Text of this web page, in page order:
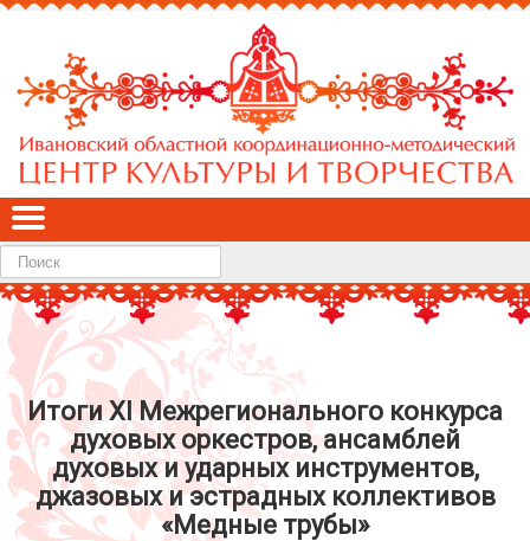
Найти
Итоги ХI Межрегионального конкурса
духовых оркестров, ансамблей
духовых и ударных инструментов,
джазовых и эстрадных коллективов
«Медные трубы»